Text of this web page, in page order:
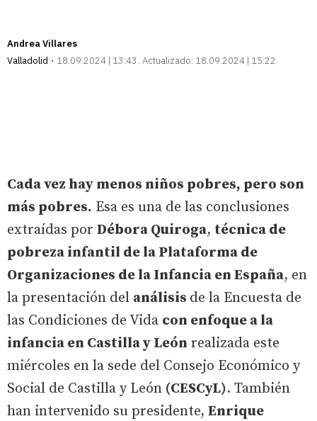
Andrea Villares
Valladolid
18.09.2024 | 13:43 Actualizado: 18.09.2024 | 15:22
Cada vez hay menos niños pobres, pero son
más pobres. Esa es una de las conclusiones
extraídas por Débora Quiroga, técnica de
pobreza infantil de la Plataforma de
Organizaciones de la Infancia en España, en
la presentación del análisis de la Encuesta de
las Condiciones de Vida con enfoque a la
infancia en Castilla y León realizada este
miércoles en la sede del Consejo Económico y
Social de Castilla y León (CESCyL). También
han intervenido su presidente, Enrique